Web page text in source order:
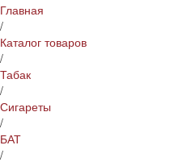
Главная
/
Каталог товаров
/
Табак
/
Сигареты
/
БАТ
/